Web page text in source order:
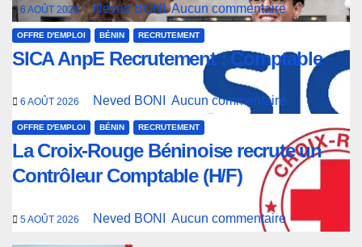
6 AOÛT 2026 Neved BONIAucun commentaire
OFFRE D'EMPLOI BÉNIN RECRUTEMENT
SICA AnpE Recrutement : Comptable
6 AOÛT 2026 Neved BONI Aucun commentaire
OFFRE D'EMPLOI BÉNIN RECRUTEMENT
La Croix-Rouge Béninoise recrute un
Contrôleur Comptable (H/F)
5 AOÛT 2026 Neved BONI Aucun commentaire